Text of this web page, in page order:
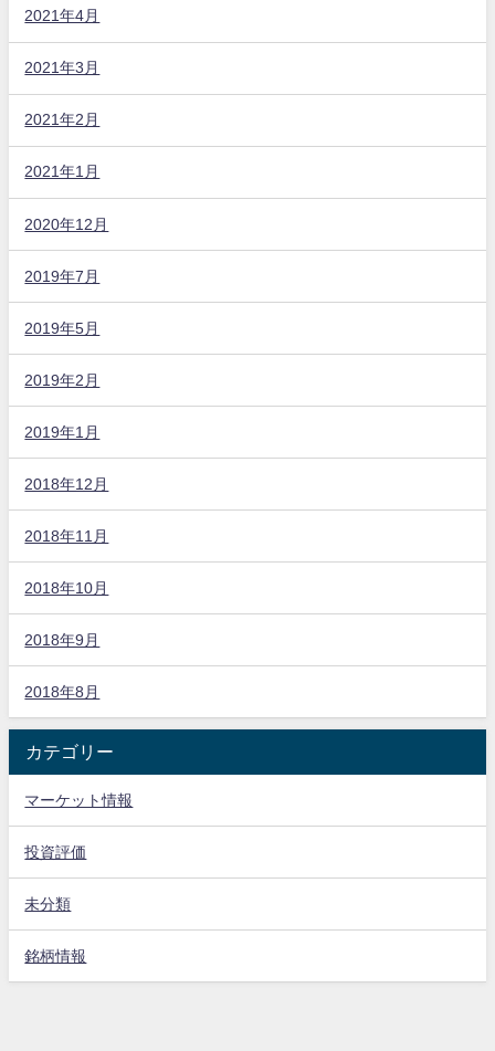
2021年4月
2021年3月
2021年2月
2021年1月
2020年12月
2019年7月
2019年5月
2019年2月
2019年1月
2018年12月
2018年11月
2018年10月
2018年9月
2018年8月
カテゴリー
マーケット情報
投資評価
未分類
銘柄情報